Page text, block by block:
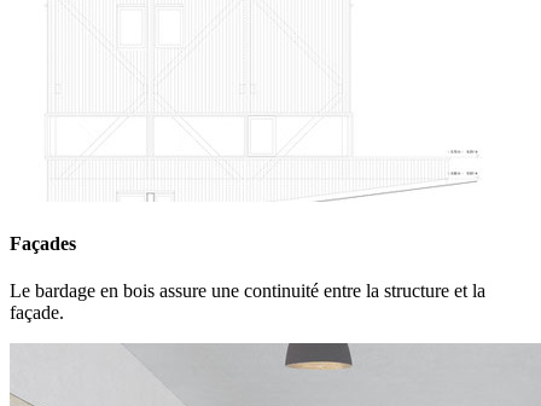
Façades
Le bardage en bois assure une continuité entre la structure et la
façade.